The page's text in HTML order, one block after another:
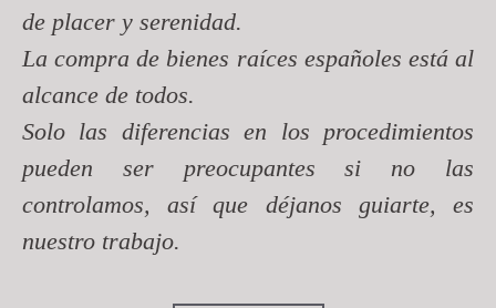
de placer y serenidad.
La compra de bienes raíces españoles está al
alcance de todos.
Solo las diferencias en los procedimientos
pueden ser preocupantes si no las
controlamos, así que déjanos guiarte, es
nuestro trabajo.